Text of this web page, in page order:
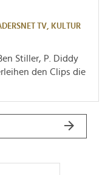
TV,
KULTUR
Stiller, P. Diddy
den Clips die